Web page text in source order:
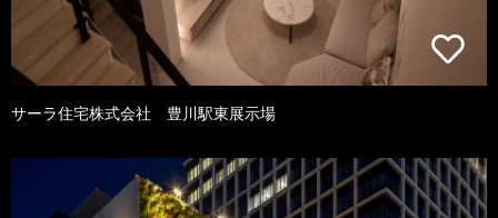
サーラ住宅株式会社 豊川駅東展示場